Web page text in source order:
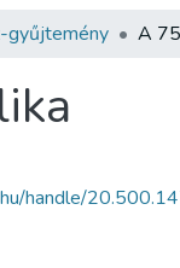
gyűjtemény
handle/